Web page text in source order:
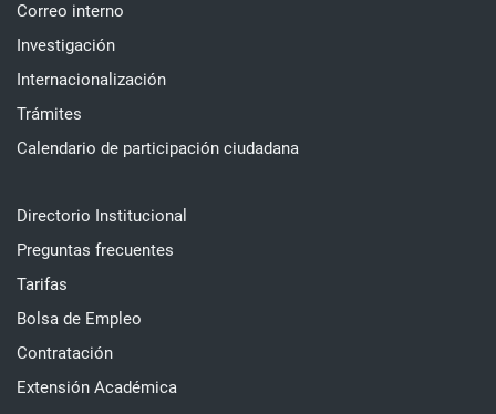
Correo interno
Investigación
Internacionalización
Trámites
Calendario de participación ciudadana
Directorio Institucional
Preguntas frecuentes
Tarifas
Bolsa de Empleo
Contratación
Extensión Académica